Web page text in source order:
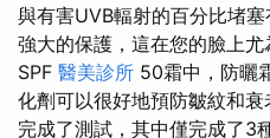
與有害UVB輻射的百分比堵
強大的保護，這在您的臉上尤
SPF 醫美診所 50霜中，防曬
化劑可以很好地預防皺紋和
完成了測試，其中僅完成了3